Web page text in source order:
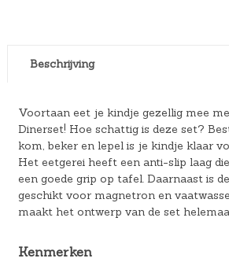
Beschrijving
Voortaan eet je kindje gezellig mee
Dinerset! Hoe schattig is deze set?
kom, beker en lepel is je kindje klaar
Het eetgerei heeft een anti-slip laag
een goede grip op tafel. Daarnaast is
geschikt voor magnetron en
maakt het ontwerp van de set
Kenmerken